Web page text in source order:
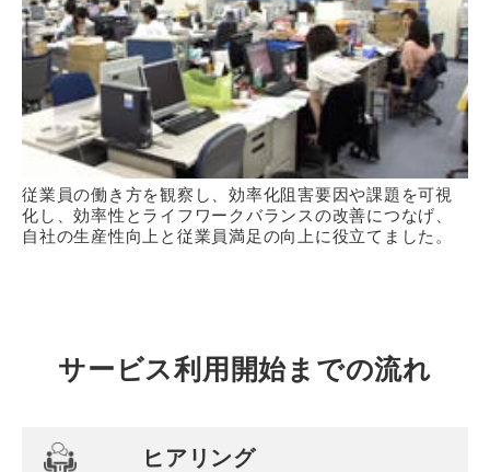
従業員の働き方を観察し、効率化阻害要因や課題を可視
化し、効率性とライフワークバランスの改善につなげ、
自社の生産性向上と従業員満足の向上に役立てました。
サービス利用開始までの流れ
ヒアリング